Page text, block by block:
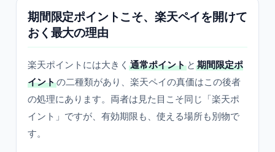
期間限定ポイントこそ、楽天ペイを開けて
おく最大の理由
楽天ポイントには大きく 通常ポイント と 期間限定ポ
イントの二種類があり、楽天ペイの真価はこの後者
の処理にあります。両者は見た目こそ同じ「楽天ポ
イント」ですが、有効期限も、使える場所も別物で
す。